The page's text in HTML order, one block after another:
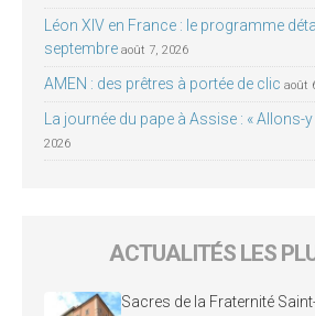
Léon XIV en France : le programme
septembre août 7, 2026
AMEN : des prêtres à portée de clic août
La journée du pape à Assise : « Allons-y
2026
ACTUALITÉS LES
Sacres de la Fraternité